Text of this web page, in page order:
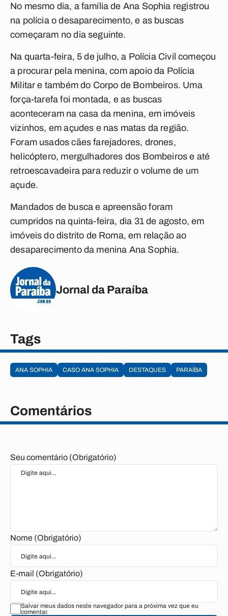
No mesmo dia, a família de Ana Sophia registrou
na polícia o desaparecimento, e as buscas
começaram no dia seguinte.
Na quarta-feira, 5 de julho, a Polícia Civil começou
a procurar pela menina, com apoio da Polícia
Militar e também do Corpo de Bombeiros. Uma
força-tarefa foi montada, e as buscas
aconteceram na casa da menina, em imóveis
vizinhos, em açudes e nas matas da região.
Foram usados cães farejadores, drones,
helicóptero, mergulhadores dos Bombeiros e até
retroescavadeira para reduzir o volume de um
açude.
Mandados de busca e apreensão foram
cumpridos na quinta-feira, dia 31 de agosto, em
imóveis do distrito de Roma, em relação ao
desaparecimento da menina Ana Sophia.
Jornal da Paraíba
Tags
ANA SOPHIA CASO ANA SOPHIA DESTAQUES PARAÍBA
Comentários
Seu comentário (Obrigatório)
Nome (Obrigatório)
E-mail (Obrigatório)
Salvar meus dados neste navegador para a próxima vez que eu
comentar.